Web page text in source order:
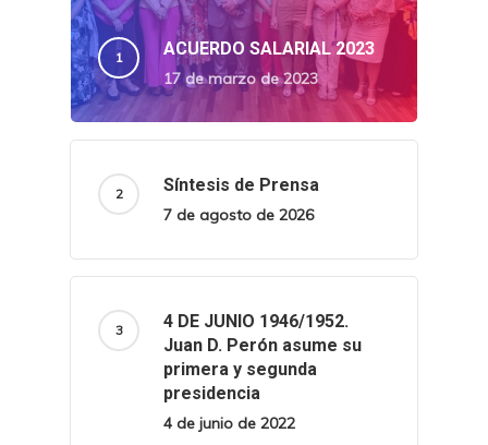
ACUERDO SALARIAL 2023
17 de marzo de 2023
Síntesis de Prensa
7 de agosto de 2026
4 DE JUNIO 1946/1952.
Juan D. Perón asume su
primera y segunda
presidencia
4 de junio de 2022